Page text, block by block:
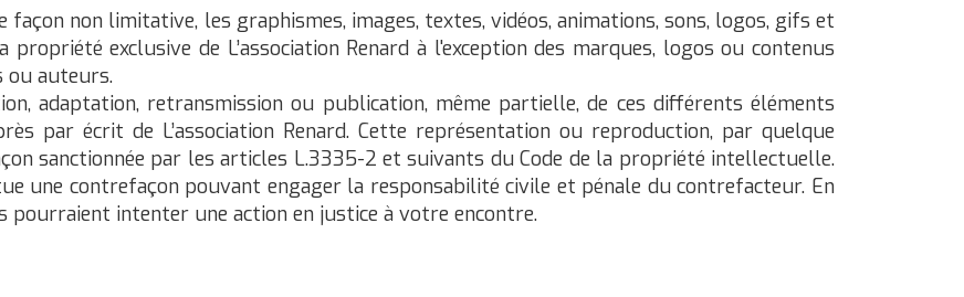
non limitative, les graphismes, images, textes, vidéos, animations, sons, logos, gifs et
exclusive de L’association Renard à l'exception des marques, logos ou contenus
ou auteurs.
adaptation, retransmission ou publication, même partielle, de ces différents éléments
par écrit de L’association Renard. Cette représentation ou reproduction, par quelque
sanctionnée par les articles L.3335-2 et suivants du Code de la propriété intellectuelle.
une contrefaçon pouvant engager la responsabilité civile et pénale du contrefacteur. En
pourraient intenter une action en justice à votre encontre.